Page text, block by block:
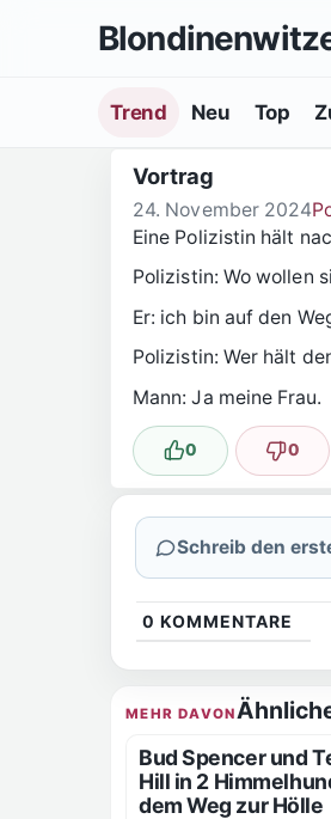
Zum Inhalt springen
Trend Neu Top
Vortrag
24. November 2024
Eine Polizistin hält
Polizistin: Wo wollen
Er: ich bin auf den
Polizistin: Wer hält
Mann: Ja meine Frau.
Lustig
0 Nicht
0
Schreib den
0 KOMMENTARE
MEHR DAVON
Bud Spencer und
Hill in 2
dem Weg zur Hölle